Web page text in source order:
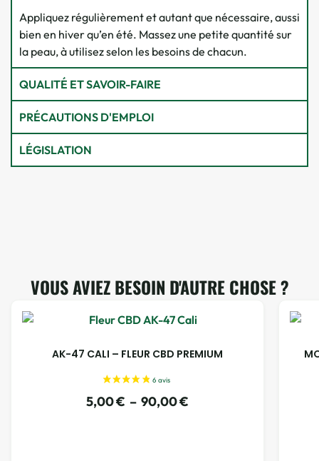
Appliquez régulièrement et autant que nécessaire, aussi
bien en hiver qu’en été. Massez une petite quantité sur
la peau, à utilisez selon les besoins de chacun.
QUALITÉ ET SAVOIR-FAIRE
PRÉCAUTIONS D'EMPLOI
LÉGISLATION
VOUS AVIEZ BESOIN D'AUTRE CHOSE ?
AK-47 CALI – FLEUR CBD PREMIUM
5,00€ – 90,00€